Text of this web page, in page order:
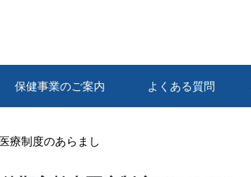
保健事業のご案内 よくある質問
療制度のあらまし